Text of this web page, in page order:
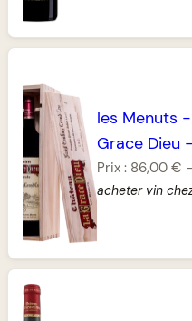
les Menuts -
Grace Dieu -
Prix : 86,00 €
acheter vin